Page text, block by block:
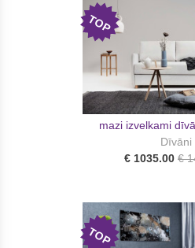
TOP
mazi izvelkami
Dīvāni
€ 1035.00 €
TOP